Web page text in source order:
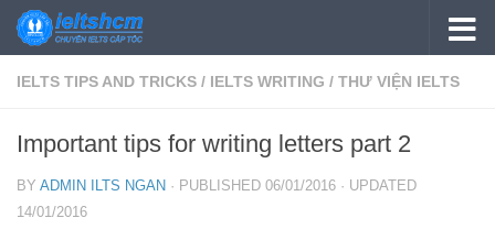
Skip to content
IELTS TIPS AND TRICKS / IELTS WRITING / THƯ VIỆN IELTS
Important tips for writing letters part 2
BY ADMIN ILTS NGAN · PUBLISHED 06/01/2016 · UPDATED
14/01/2016